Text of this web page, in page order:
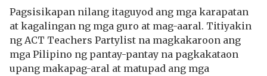
Pagsisikapan nilang itaguyod ang mga karapatan
at kagalingan ng mga guro at mag-aaral. Titiyakin
ng ACT Teachers Partylist na magkakaroon ang
mga Pilipino ng pantay-pantay na pagkakataon
upang makapag-aral at matupad ang mga